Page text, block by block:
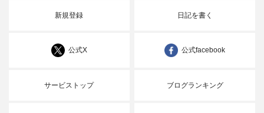
新規登録 日記を書く
公式X 公式facebook
サービストップ ブログランキング